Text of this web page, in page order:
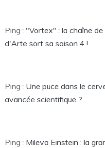
Ping : "Vortex" : la chaîne
d'Arte sort sa saison 4 !
Ping : Une puce dans le
avancée scientifique ?
Ping : Mileva Einstein : la